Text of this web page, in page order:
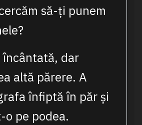
să-ți punem
încântată, dar
altă părere. A
înfiptă în păr și
o pe podea.